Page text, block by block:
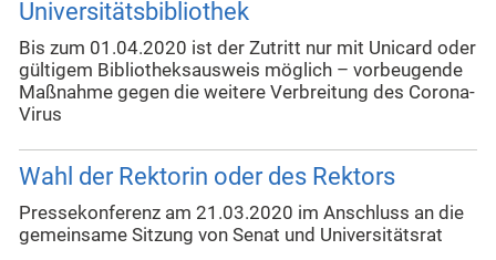
Universitätsbibliothek
Bis zum 01.04.2020 ist der Zutritt nur mit Unicard oder
gültigem Bibliotheksausweis möglich – vorbeugende
Maßnahme gegen die weitere Verbreitung des Corona-
Virus
Wahl der Rektorin oder des Rektors
Pressekonferenz am 21.03.2020 im Anschluss an die
gemeinsame Sitzung von Senat und Universitätsrat